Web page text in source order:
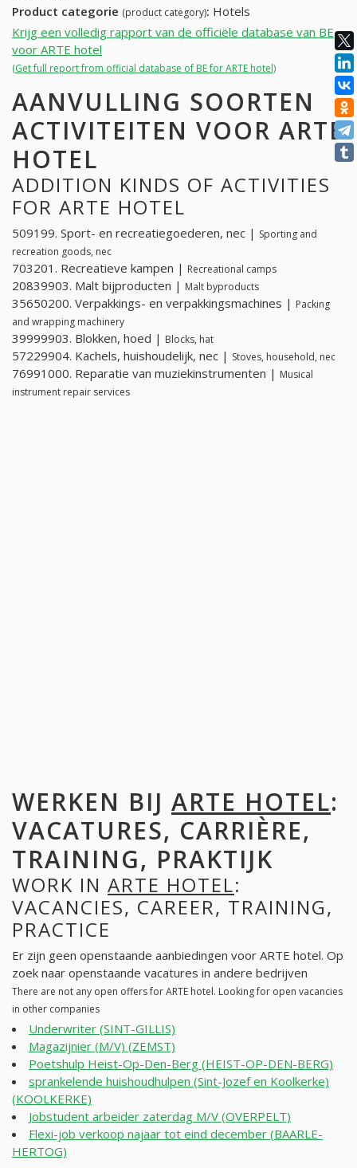
Product categorie (product category): Hotels
Krijg een volledig rapport van de officiële database van BE
voor ARTE hotel
(Get full report from official database of BE for ARTE hotel)
AANVULLING SOORTEN
ACTIVITEITEN VOOR ARTE
HOTEL
ADDITION KINDS OF ACTIVITIES
FOR ARTE HOTEL
509199. Sport- en recreatiegoederen, nec | Sporting and
recreation goods, nec
703201. Recreatieve kampen | Recreational camps
20839903. Malt bijproducten | Malt byproducts
35650200. Verpakkings- en verpakkingsmachines | Packing
and wrapping machinery
39999903. Blokken, hoed | Blocks, hat
57229904. Kachels, huishoudelijk, nec | Stoves, household, nec
76991000. Reparatie van muziekinstrumenten | Musical
instrument repair services
WERKEN BIJ ARTE HOTEL:
VACATURES, CARRIÈRE,
TRAINING, PRAKTIJK
WORK IN ARTE HOTEL:
VACANCIES, CAREER, TRAINING,
PRACTICE
Er zijn geen openstaande aanbiedingen voor ARTE hotel. Op
zoek naar openstaande vacatures in andere bedrijven
There are not any open offers for ARTE hotel. Looking for open vacancies
in other companies
Underwriter (SINT-GILLIS)
Magazijnier (M/V) (ZEMST)
Poetshulp Heist-Op-Den-Berg (HEIST-OP-DEN-BERG)
sprankelende huishoudhulpen (Sint-Jozef en Koolkerke)
(KOOLKERKE)
Jobstudent arbeider zaterdag M/V (OVERPELT)
Flexi-job verkoop najaar tot eind december (BAARLE-
HERTOG)